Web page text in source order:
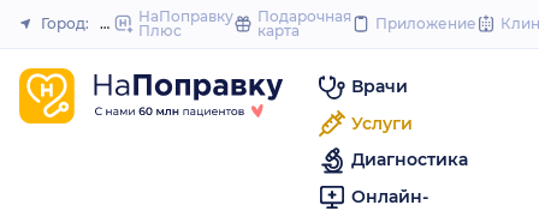
to
Закрыть
Город: Нижний Новгород
НаПоправку
Плюс
Подарочная
карта
Приложение
Врачи
Услуги
Диагностика
Онлайн-